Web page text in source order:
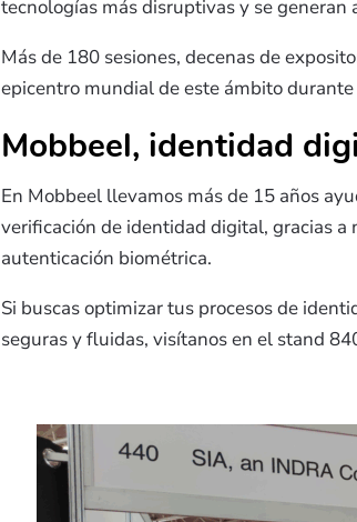
tecnologías más disruptivas y se generan
Más de 180 sesiones, decenas de
epicentro mundial de este ámbito durante
Mobbeel, identidad
En Mobbeel llevamos más de 15 años
verificación de identidad digital, gracias
autenticación biométrica.
Si buscas optimizar tus procesos de
seguras y fluidas, visítanos en el stand